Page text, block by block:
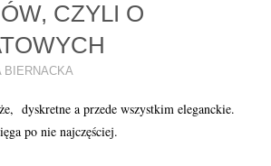
CZYLI O
BIERNACKA
dyskretne a przede wszystkim eleganckie.
po nie najczęściej.